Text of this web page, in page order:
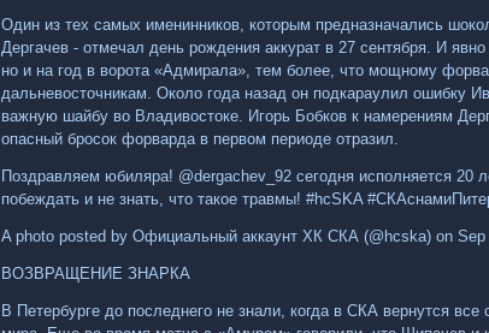
Один из тех самых именинников, которым предназначались
Дергачев - отмечал день рождения аккурат в 27 сентября. И
но и на год в ворота «Адмирала», тем более, что мощному
дальневосточникам. Около года назад он подкараулил ошибку
важную шайбу во Владивостоке. Игорь Бобков к намерениям
опасный бросок форварда в первом периоде отразил.
Поздравляем юбиляра! @dergachev_92 сегодня исполняется 20
побеждать и не знать, что такое травмы! #hcSKA
A photo posted by Официальный аккаунт ХК СКА (@hcska) on Sep
ВОЗВРАЩЕНИЕ ЗНАРКА
В Петербурге до последнего не знали, когда в СКА вернутся